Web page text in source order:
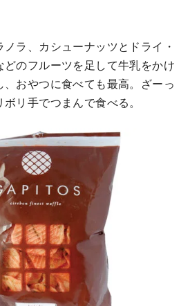
ラ、カシューナッツとドライ・
のフルーツを足して牛乳をかけ
おやつに食べても最高。ざーっ
リ手でつまんで食べる。